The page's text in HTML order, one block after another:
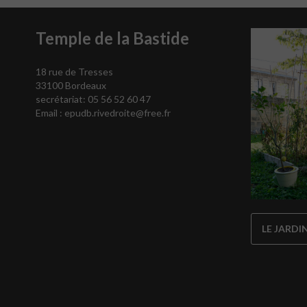
Temple de la Bastide
18 rue de Tresses
33100 Bordeaux
secrétariat: 05 56 52 60 47
Email : epudb.rivedroite@free.fr
LE